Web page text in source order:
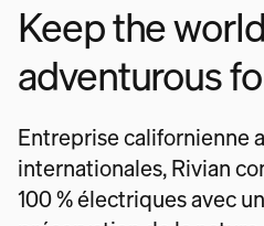
Keep the world
adventurous
Entreprise californienne
internationales, Rivian
100 % électriques avec